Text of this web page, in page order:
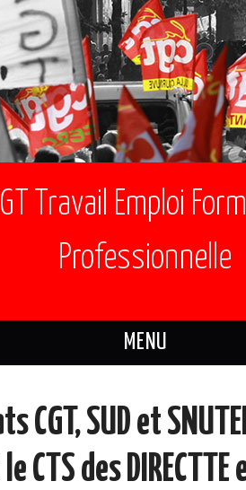
Travail Emploi
Professionnelle
MENU
ES CGT
CGT, SUD et
CTS des DIRECTTE